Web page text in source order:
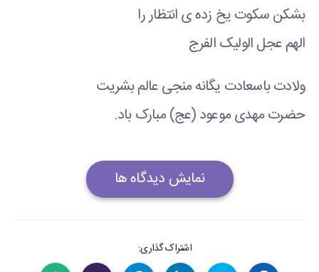
بشکن سکوت یخ زده ی انتظار را
الهم عجل الولیک الفرج
ولادت باسعادت یگانه منجی عالم بشریت
حضرت مهدی موعود (عج) مبارک باد.
نمایش دیدگاه ها
اشتراک گذاری: